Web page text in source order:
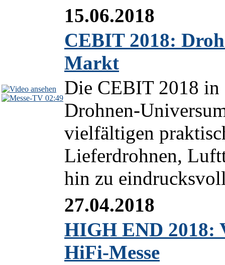
02:49
15.06.2018
CEBIT 2018:
Markt
Die CEBIT 2018 in
Drohnen-
vielfältigen
Lieferdrohnen,
hin zu
27.04.2018
HIGH END 2018:
HiFi-Messe